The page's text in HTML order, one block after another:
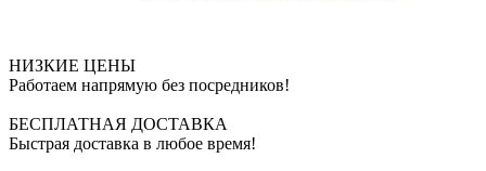
НИЗКИЕ ЦЕНЫ
Работаем напрямую без посредников!
БЕСПЛАТНАЯ ДОСТАВКА
Быстрая доставка в любое время!